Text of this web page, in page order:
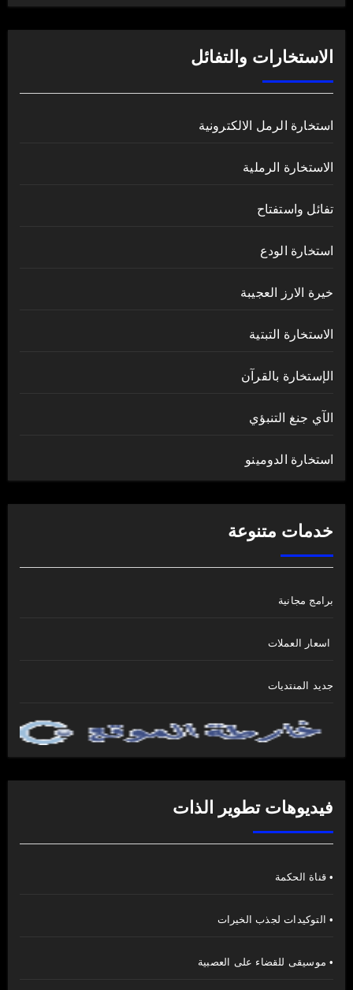
الاستخارات والتفائل
استخارة الرمل الالكترونية
الاستخارة الرملية
تفائل واستفتاح
استخارة الودع
خيرة الارز العجيبة
الاستخارة التبتية
الإستخارة بالقرآن
الآي جنغ التنبؤي
استخارة الدومينو
خدمات متنوعة
برامج مجانية
اسعار العملات
جديد المنتديات
فيديوهات تطوير الذات
• قناة الحكمة
• التوكيدات لجذب الخيرات
• موسيقى للقضاء على العصبية